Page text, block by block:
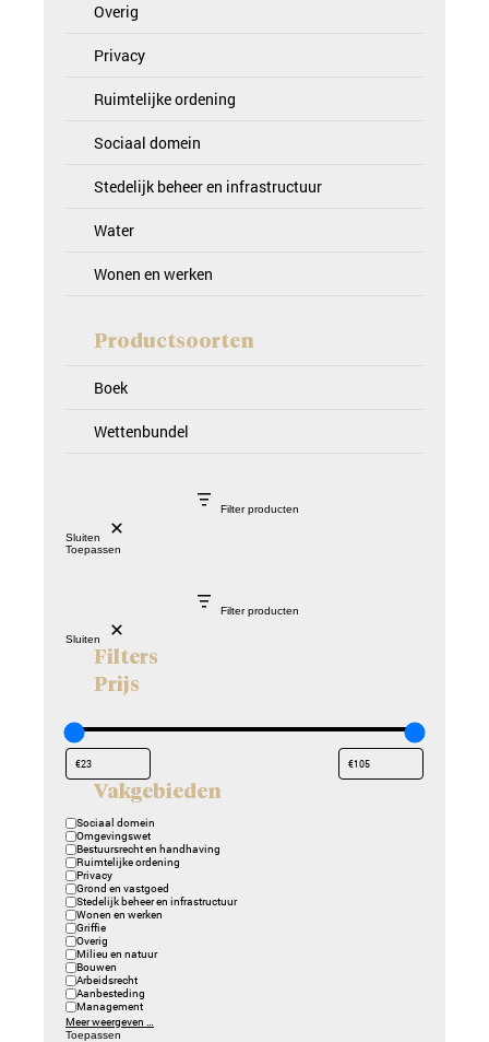
Overig
Privacy
Ruimtelijke ordening
Sociaal domein
Stedelijk beheer en infrastructuur
Water
Wonen en werken
Productsoorten
Boek
Wettenbundel
Filter producten
Sluiten
Toepassen
Filter producten
Sluiten
Filters
Prijs
Vakgebieden
Vakgebieden
Sociaal domein
Omgevingswet
Bestuursrecht en handhaving
Ruimtelijke ordening
Privacy
Grond en vastgoed
Stedelijk beheer en infrastructuur
Wonen en werken
Griffie
Overig
Milieu en natuur
Bouwen
Arbeidsrecht
Aanbesteding
Management
Meer weergeven …
Toepassen